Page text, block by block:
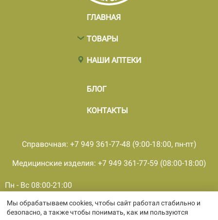
ГЛАВНАЯ
ТОВАРЫ
НАШИ АПТЕКИ
БЛОГ
КОНТАКТЫ
Пн - Вс 08:00-21:00
Справочная: +7 949 361-77-48 (9:00-18:00, пн-пт)
Медицинские изделия: +7 949 361-77-59 (08:00-18:00)
© 2001 - 2026, все права защищены, ООО «ПКМФ «Ольвия-
Мединвест», ИНН 9308009362 КПП 930301001
Мы обрабатываем cookies, чтобы сайт работал стабильно и
безопасно, а также чтобы понимать, как им пользуются